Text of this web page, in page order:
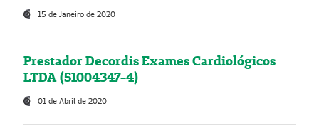
15 de Janeiro de 2020
Prestador Decordis Exames Cardiológicos
LTDA (51004347-4)
01 de Abril de 2020